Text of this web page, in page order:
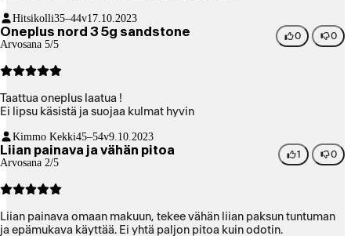
Hitsikolli35–44v17.10.2023
Oneplus nord 3 5g sandstone
Arvosana 5/5
0 0
Taattua oneplus laatua !
Ei lipsu käsistä ja suojaa kulmat hyvin
Kimmo Kekki45–54v9.10.2023
Liian painava ja vähän pitoa
Arvosana 2/5
1 0
Liian painava omaan makuun, tekee vähän liian paksun tuntuman
ja epämukava käyttää. Ei yhtä paljon pitoa kuin odotin.